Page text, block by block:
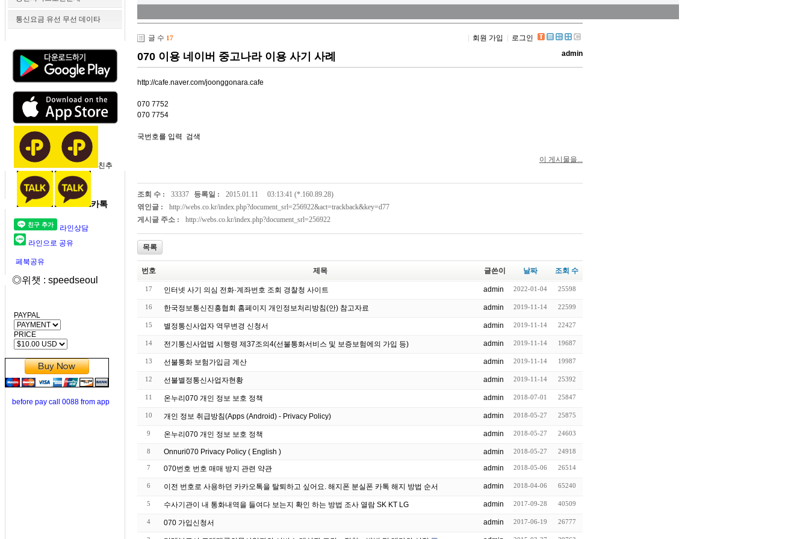
통신요금 유선 무선 데이타
친추
카톡
라인상담
라인으로 공유
페북공유
◎위챗 : speedseoul
PAYPAL
PRICE
before pay call 0088 from app
글 수 17 회원 가입 로그인
070 이용 네이버 중고나라 이용 사기 사례 admin
http://cafe.naver.com/joonggonara.cafe
070 7752
070 7754
국번호를 입력 검색
이 게시물을...
조회 수 : 33337 등록일 : 2015.01.11
03:13:41 (*.160.89.28)
엮인글 :
http://webs.co.kr/index.php?document_srl=256922&act=trackback&key=d77
게시글 주소 :
http://webs.co.kr/index.php?document_srl=256922
목록
번호 제목 글쓴이 날짜 조회 수
17 인터넷 사기 의심 전화·계좌번호 조회 경찰청 사이트 admin 2022-01-04 25598
16 한국정보통신진흥협회 홈페이지 개인정보처리방침(안) 참고자료 admin 2019-11-14 22599
15 별정통신사업자 역무변경 신청서 admin 2019-11-14 22427
14 전기통신사업법 시행령 제37조의4(선불통화서비스 및 보증보험에의 가입 등) admin 2019-11-14 19687
13 선불통화 보험가입금 계산 admin 2019-11-14 19987
12 선불별정통신사업자현황 admin 2019-11-14 25392
11 온누리070 개인 정보 보호 정책 admin 2018-07-01 25847
10 개인 정보 취급방침(Apps (Android) - Privacy Policy) admin 2018-05-27 25875
9 온누리070 개인 정보 보호 정책 admin 2018-05-27 24603
8 Onnuri070 Privacy Policy ( English ) admin 2018-05-27 24918
7 070번호 번호 매매 방지 관련 약관 admin 2018-05-06 26514
6 이전 번호로 사용하던 카카오톡을 탈퇴하고 싶어요. 해지폰 분실폰 카톡 해지 방법 순서 admin 2018-04-06 65240
5 수사기관이 내 통화내역을 들여다 보는지 확인 하는 방법 조사 열람 SK KT LG admin 2017-09-28 40509
4 070 가입신청서 admin 2017-06-19 26777